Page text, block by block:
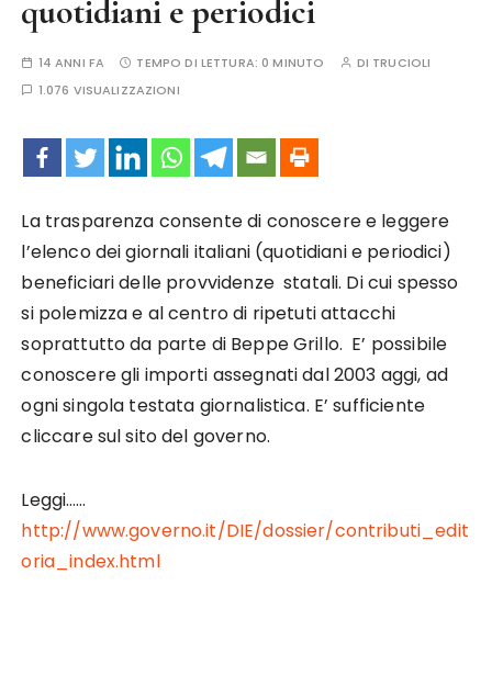
quotidiani e periodici
14 ANNI FA TEMPO DI LETTURA: 0 MINUTO DI TRUCIOLI
1.076 VISUALIZZAZIONI
La trasparenza consente di conoscere e leggere
l’elenco dei giornali italiani (quotidiani e periodici)
beneficiari delle provvidenze statali. Di cui spesso
si polemizza e al centro di ripetuti attacchi
soprattutto da parte di Beppe Grillo. E’ possibile
conoscere gli importi assegnati dal 2003 aggi, ad
ogni singola testata giornalistica. E’ sufficiente
cliccare sul sito del governo.
Leggi……
http://www.governo.it/DIE/dossier/contributi_edit
oria_index.html